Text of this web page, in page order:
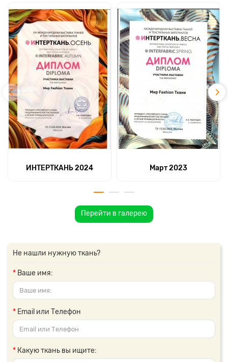
ИНТЕРТКАНЬ 2024 Март 2023
Перейти в галерею
Не нашли нужную ткань?
Ваше имя:
Email или Телефон
Какую ткань вы ищите: